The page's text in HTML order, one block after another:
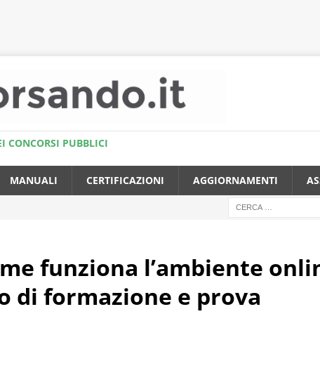
CONCORSI PUBBLICI
MANUALI CERTIFICAZIONI AGGIORNAMENTI
funziona l’ambiente
di formazione e prova